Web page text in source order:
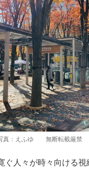
真：えふゆ 無断転載厳禁
ぐ人々が時々向ける視